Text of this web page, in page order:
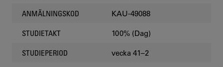
ANMÄLNINGSKOD KAU-49088
STUDIETAKT 100% (Dag)
STUDIEPERIOD vecka 41–2